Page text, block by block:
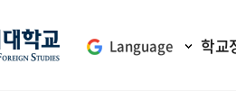
Language 학교